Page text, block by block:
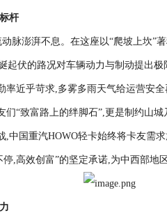
杆
脉澎湃不息。在这座以“爬坡上坎”
起伏的路况对车辆动力与制动提出
率近乎苛求,多雾多雨天气给运营安
“致富路上的绊脚石”,更是制约山城
,中国重汽HOWO轻卡始终将卡友需
,高效创富”的坚定承诺,为中西部地